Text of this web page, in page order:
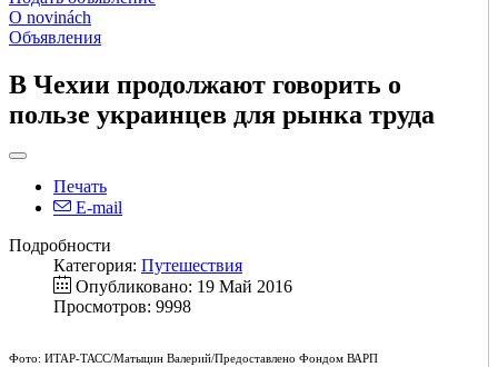
O novinách
Объявления
В Чехии продолжают говорить о
пользе украинцев для рынка труда
Печать
E-mail
Подробности
Категория: Путешествия
Опубликовано: 19 Май 2016
Просмотров: 9998
Фото: ИТАР-ТАСС/Матыцин Валерий/Предоставлено Фондом ВАРП